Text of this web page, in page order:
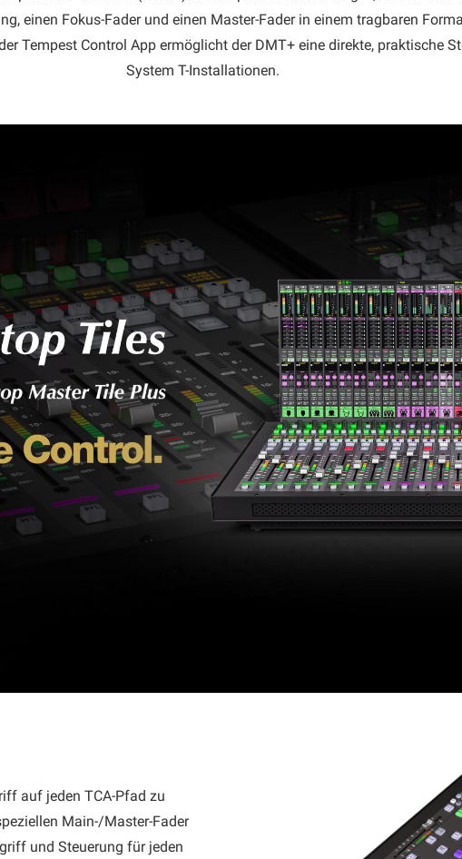
einen Fokus-Fader und einen Master-Fader in einem tragbaren
Tempest Control App ermöglicht der DMT+ eine direkte, praktische
System T-Installationen.
auf jeden TCA-Pfad zu
Main-/Master-Fader
und Steuerung für jeden